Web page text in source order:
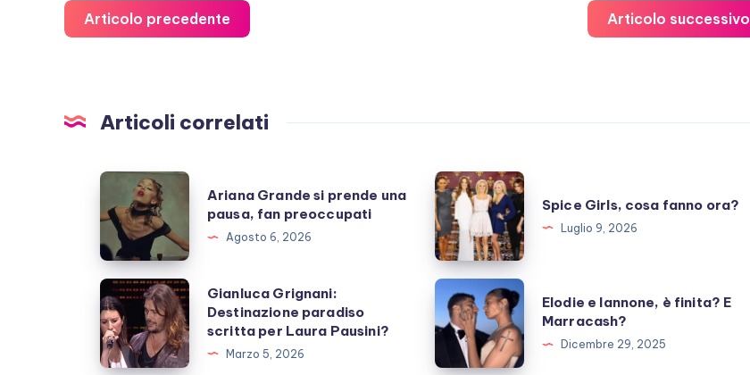
Articolo precedente Articolo successivo
Articoli correlati
Ariana
Grande
prende
una
pausa,
fan
preoccupati
Ariana Grande si prende una
pausa, fan preoccupati
Agosto 6, 2026
Spice
Girls,
cosa
fanno
ora?
Spice Girls, cosa fanno ora?
Luglio 9, 2026
Gianluca
Grignani:
Destinazione
paradiso
Gianluca Grignani:
Destinazione paradiso
scritta per Laura Pausini?
Marzo 5, 2026
Elodie
e
Iannone,
è
Elodie e Iannone, è finita? E
Marracash?
Dicembre 29, 2025